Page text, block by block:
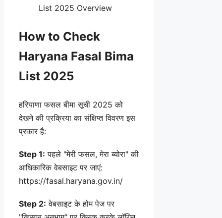
List 2025 Overview
How to Check
Haryana Fasal Bima
List 2025
हरियाणा फसल बीमा सूची 2025 को
देखने की प्रक्रिया का संक्षिप्त विवरण इस
प्रकार है:
Step 1: पहले "मेरी फसल, मेरा ब्योरा" की
आधिकारिक वेबसाइट पर जाएं:
https://fasal.haryana.gov.in/
Step 2: वेबसाइट के होम पेज पर